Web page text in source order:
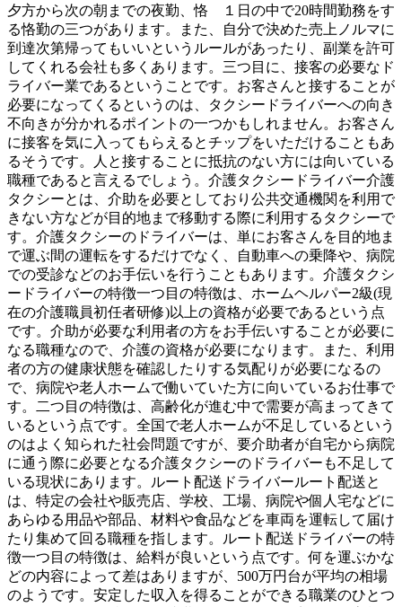
夕方から次の朝までの夜勤、恪 １日の中で20時間勤務をす
る恪勤の三つがあります。また、自分で決めた売上ノルマに
到達次第帰ってもいいというルールがあったり、副業を許可
してくれる会社も多くあります。三つ目に、接客の必要なド
ライバー業であるということです。お客さんと接することが
必要になってくるというのは、タクシードライバーへの向き
不向きが分かれるポイントの一つかもしれません。お客さん
に接客を気に入ってもらえるとチップをいただけることもあ
るそうです。人と接することに抵抗のない方には向いている
職種であると言えるでしょう。介護タクシードライバー介護
タクシーとは、介助を必要としており公共交通機関を利用で
きない方などが目的地まで移動する際に利用するタクシーで
す。介護タクシーのドライバーは、単にお客さんを目的地ま
で運ぶ間の運転をするだけでなく、自動車への乗降や、病院
での受診などのお手伝いを行うこともあります。介護タクシ
ードライバーの特徴一つ目の特徴は、ホームヘルパー2級(現
在の介護職員初任者研修)以上の資格が必要であるという点
です。介助が必要な利用者の方をお手伝いすることが必要に
なる職種なので、介護の資格が必要になります。また、利用
者の方の健康状態を確認したりする気配りが必要になるの
で、病院や老人ホームで働いていた方に向いているお仕事で
す。二つ目の特徴は、高齢化が進む中で需要が高まってきて
いるという点です。全国で老人ホームが不足しているという
のはよく知られた社会問題ですが、要介助者が自宅から病院
に通う際に必要となる介護タクシーのドライバーも不足して
いる現状にあります。ルート配送ドライバールート配送と
は、特定の会社や販売店、学校、工場、病院や個人宅などに
あらゆる用品や部品、材料や食品などを車両を運転して届け
たり集めて回る職種を指します。ルート配送ドライバーの特
徴一つ目の特徴は、給料が良いという点です。何を運ぶかな
どの内容によって差はありますが、500万円台が平均の相場
のようです。安定した収入を得ることができる職業のひとつ